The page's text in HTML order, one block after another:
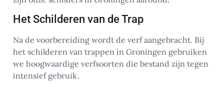
Het Schilderen van de Trap
Na de voorbereiding wordt de verf aangebracht. Bij
het schilderen van trappen in Groningen gebruiken
we hoogwaardige verfsoorten die bestand zijn tegen
intensief gebruik.